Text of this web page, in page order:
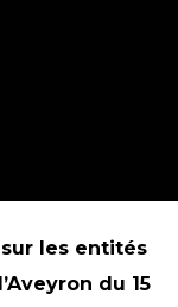
les entités
du 15